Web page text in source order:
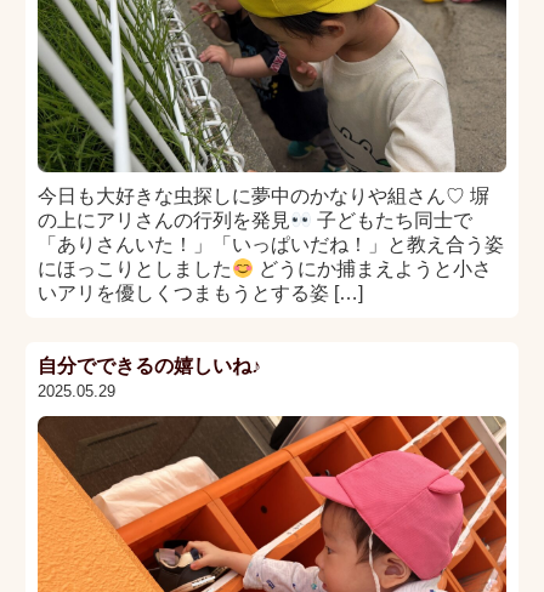
今日も大好きな虫探しに夢中のかなりや組さん♡ 塀
の上にアリさんの行列を発見
子どもたち同士で
「ありさんいた！」「いっぱいだね！」と教え合う姿
にほっこりとしました
どうにか捕まえようと小さ
いアリを優しくつまもうとする姿 […]
自分でできるの嬉しいね♪
2025.05.29